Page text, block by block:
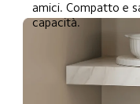
amici. Compatto e
capacità.